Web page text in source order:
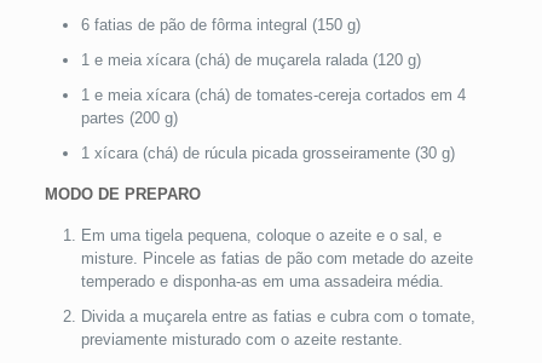
6 fatias de pão de fôrma integral (150 g)
1 e meia xícara (chá) de muçarela ralada (120 g)
1 e meia xícara (chá) de tomates-cereja cortados em 4
partes (200 g)
1 xícara (chá) de rúcula picada grosseiramente (30 g)
MODO DE PREPARO
Em uma tigela pequena, coloque o azeite e o sal, e
misture. Pincele as fatias de pão com metade do azeite
temperado e disponha-as em uma assadeira média.
Divida a muçarela entre as fatias e cubra com o tomate,
previamente misturado com o azeite restante.